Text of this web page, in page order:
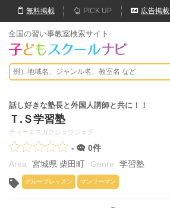
無料掲載 PICK UP 広告掲載
全国の習い事教室検索サイト
話し好きな塾長と外国人講師と共に！！
Ｔ.Ｓ学習塾
ティーエスガクシュウジュク
-
0件
宮城県 柴田町
学習塾
グループレッスン マンツーマン